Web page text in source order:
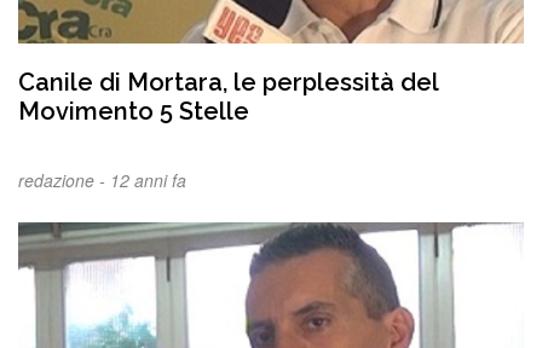
Canile di Mortara, le perplessità del
Movimento 5 Stelle
redazione - 12 anni fa